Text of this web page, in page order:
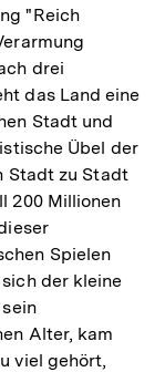
"Reich
drei
das Land eine
Stadt und
Übel der
Stadt zu Stadt
200 Millionen
Spielen
der kleine
Alter, kam
viel gehört,